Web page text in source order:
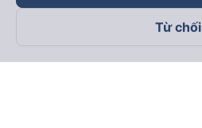
Theo dõi chúng tôi trên
Từ chối